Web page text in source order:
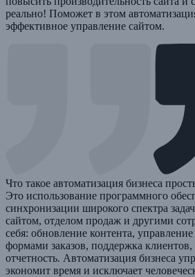
реально! Поможет в этом
эффективное управление сайтом.
Что такое автоматизация бизнеса
Это использование программного
синхронизации широкого спектра
сайтом, отделом продаж и другими
себя: обновление контента,
формами заказов, поддержка
отчетность. Автоматизация бизнеса
экономит время и исключает